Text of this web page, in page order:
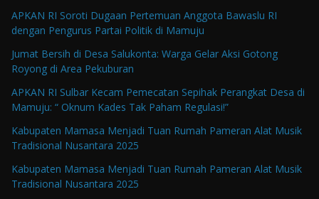
APKAN RI Soroti Dugaan Pertemuan Anggota Bawaslu RI
dengan Pengurus Partai Politik di Mamuju
Jumat Bersih di Desa Salukonta: Warga Gelar Aksi Gotong
Royong di Area Pekuburan
APKAN RI Sulbar Kecam Pemecatan Sepihak Perangkat Desa di
Mamuju: “ Oknum Kades Tak Paham Regulasi!”
Kabupaten Mamasa Menjadi Tuan Rumah Pameran Alat Musik
Tradisional Nusantara 2025
Kabupaten Mamasa Menjadi Tuan Rumah Pameran Alat Musik
Tradisional Nusantara 2025